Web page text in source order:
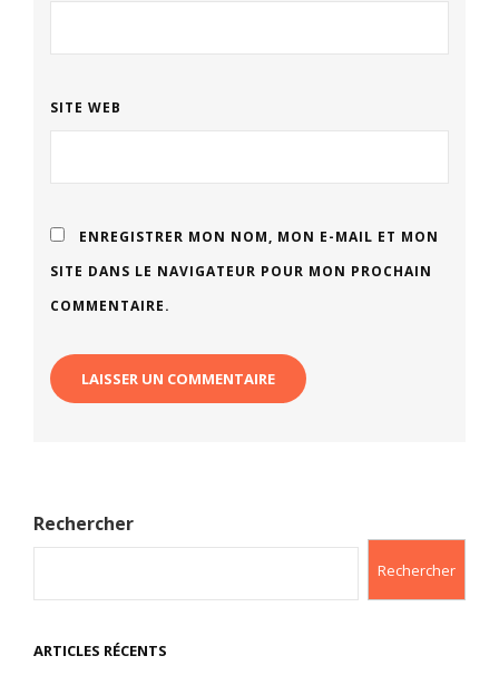
SITE WEB
ENREGISTRER MON NOM, MON E-MAIL ET MON
SITE DANS LE NAVIGATEUR POUR MON PROCHAIN
COMMENTAIRE.
Rechercher
Rechercher
ARTICLES RÉCENTS